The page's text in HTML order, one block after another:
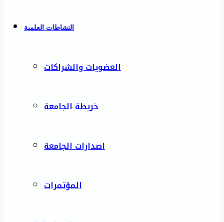
النشاطات العلمية
العضويات والشراكات
خريطة الجامعة
اصدارات الجامعة
المؤتمرات